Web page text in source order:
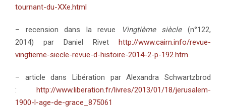
tournant-du-XXe.html
– recension dans la revue Vingtième siècle(n°122,
2014) par Daniel Rivet http://www.cairn.info/revue-
vingtieme-siecle-revue-d-histoire-2014-2-p-192.htm
– article dans Libération par Alexandra Schwartzbrod
: http://www.liberation.fr/livres/2013/01/18/jerusalem-
1900-l-age-de-grace_875061